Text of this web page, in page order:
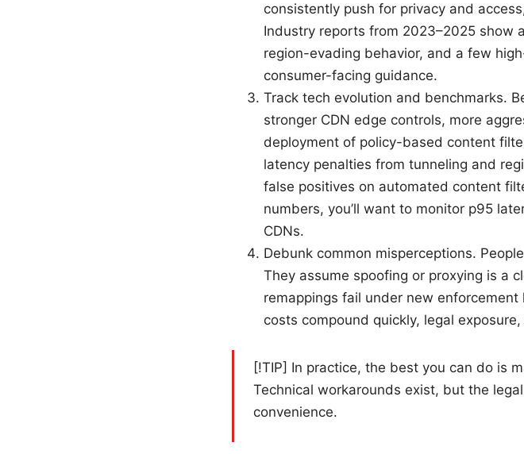
consistently push for privacy and
Industry reports from 2023–2025 show
region-evading behavior, and a few
consumer-facing guidance.
Track tech evolution and benchmarks.
stronger CDN edge controls, more
deployment of policy-based content
latency penalties from tunneling and
false positives on automated content
numbers, you’ll want to monitor p95
CDNs.
Debunk common misperceptions.
They assume spoofing or proxying is a
remappings fail under new
costs compound quickly, legal
[!TIP] In practice, the best you can do is
Technical workarounds exist, but the
convenience.